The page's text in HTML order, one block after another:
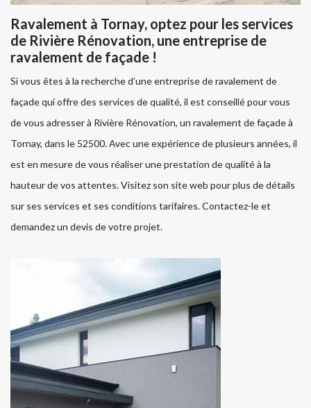
Ravalement à Tornay, optez pour les services
de Rivière Rénovation, une entreprise de
ravalement de façade !
Si vous êtes à la recherche d’une entreprise de ravalement de
façade qui offre des services de qualité, il est conseillé pour vous
de vous adresser à Rivière Rénovation, un ravalement de façade à
Tornay, dans le 52500. Avec une expérience de plusieurs années, il
est en mesure de vous réaliser une prestation de qualité à la
hauteur de vos attentes. Visitez son site web pour plus de détails
sur ses services et ses conditions tarifaires. Contactez-le et
demandez un devis de votre projet.